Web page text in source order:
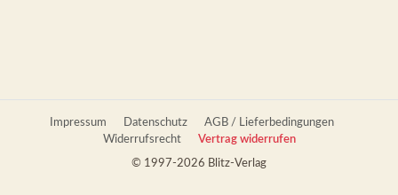
Impressum Datenschutz
AGB / Lieferbedingungen
Widerrufsrecht
Vertrag widerrufen
© 1997-2026 Blitz-Verlag